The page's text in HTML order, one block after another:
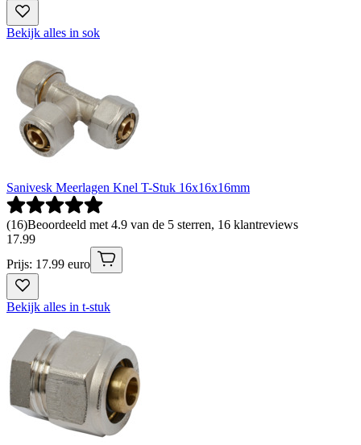
Bekijk alles in sok
Sanivesk Meerlagen Knel T-Stuk 16x16x16mm
(16)Beoordeeld met 4.9 van de 5 sterren, 16 klantreviews
17.99
Prijs: 17.99 euro
Bekijk alles in t-stuk